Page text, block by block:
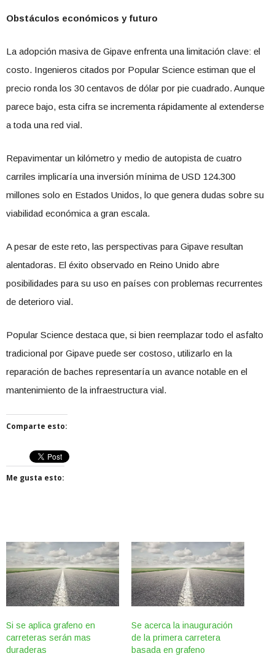
Obstáculos económicos y futuro
La adopción masiva de Gipave enfrenta una limitación clave: el
costo. Ingenieros citados por Popular Science estiman que el
precio ronda los 30 centavos de dólar por pie cuadrado. Aunque
parece bajo, esta cifra se incrementa rápidamente al extenderse
a toda una red vial.
Repavimentar un kilómetro y medio de autopista de cuatro
carriles implicaría una inversión mínima de USD 124.300
millones solo en Estados Unidos, lo que genera dudas sobre su
viabilidad económica a gran escala.
A pesar de este reto, las perspectivas para Gipave resultan
alentadoras. El éxito observado en Reino Unido abre
posibilidades para su uso en países con problemas recurrentes
de deterioro vial.
Popular Science destaca que, si bien reemplazar todo el asfalto
tradicional por Gipave puede ser costoso, utilizarlo en la
reparación de baches representaría un avance notable en el
mantenimiento de la infraestructura vial.
Comparte esto:
Me gusta esto:
Si se aplica grafeno en
carreteras serán mas
duraderas
Se acerca la inauguración
de la primera carretera
basada en grafeno